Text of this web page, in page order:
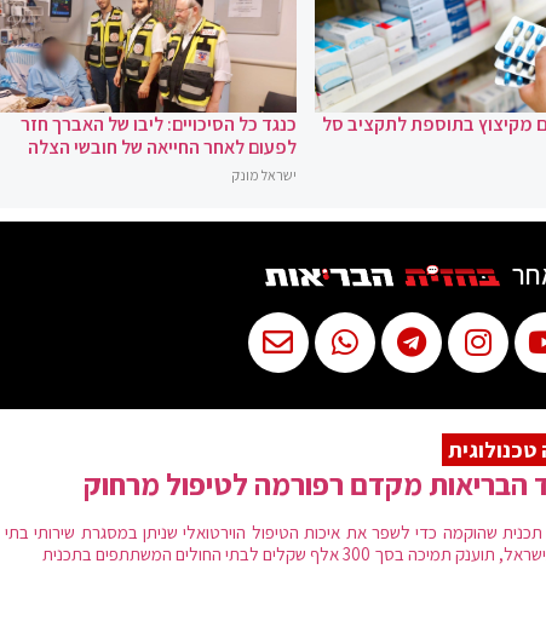
מקיצוץ בתוספת לתקציב סל
כנגד כל הסיכויים: ליבו של האברך חזר
לפעום לאחר החייאה של חובשי הצלה
ישראל מונק
הבריאות מקדם רפורמה לטיפול מרחוק
שהוקמה כדי לשפר את איכות הטיפול הוירטואלי שניתן במסגרת שירותי בתי
תמיכה בסך 300 אלף שקלים לבתי החולים המשתתפים בתכנית